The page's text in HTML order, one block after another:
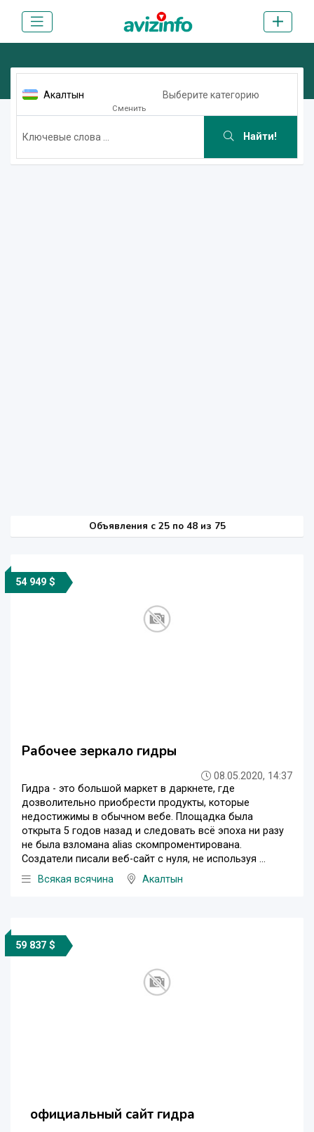
Акалтын
Сменить
Выберите категорию
Найти!
Объявления c 25 по 48 из 75
54 949 $
Рабочее зеркало гидры
08.05.2020, 14:37
Гидра - это большой маркет в даркнете, где
дозволительно приобрести продукты, которые
недостижимы в обычном вебе. Площадка была
открыта 5 годов назад и следовать всё эпоха ни разу
не была взломана alias скомпроментирована.
Создатели писали веб-сайт с нуля, не используя ...
Всякая всячина
Акалтын
59 837 $
официальный сайт гидра